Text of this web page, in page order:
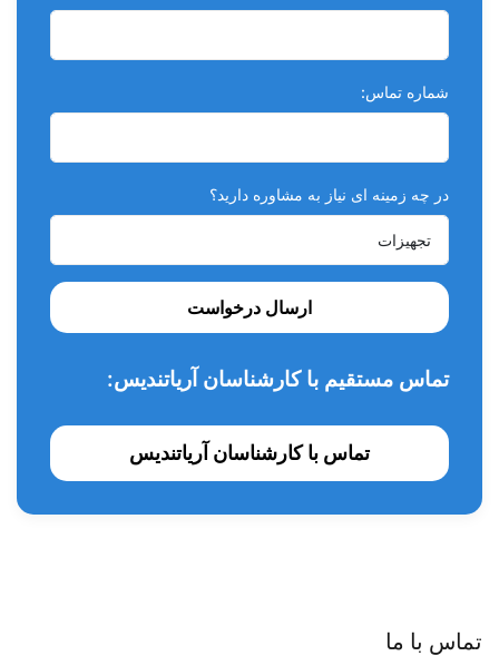
شماره تماس:
در چه زمینه ای نیاز به مشاوره دارید؟
ارسال درخواست
تماس مستقیم با کارشناسان آریاتندیس:
تماس با کارشناسان آریاتندیس
تماس با ما